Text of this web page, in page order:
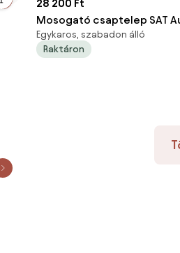
28 200 Ft
Mosogató csaptelep SAT
karral fekete matt
Egykaros, szabadon álló
Raktáron